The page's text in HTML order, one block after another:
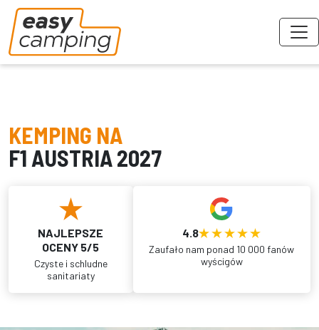
KEMPING NA
F1 AUSTRIA 2027
NAJLEPSZE
OCENY 5/5
Czyste i schludne
sanitariaty
4.8
Zaufało nam ponad 10 000 fanów
wyścigów